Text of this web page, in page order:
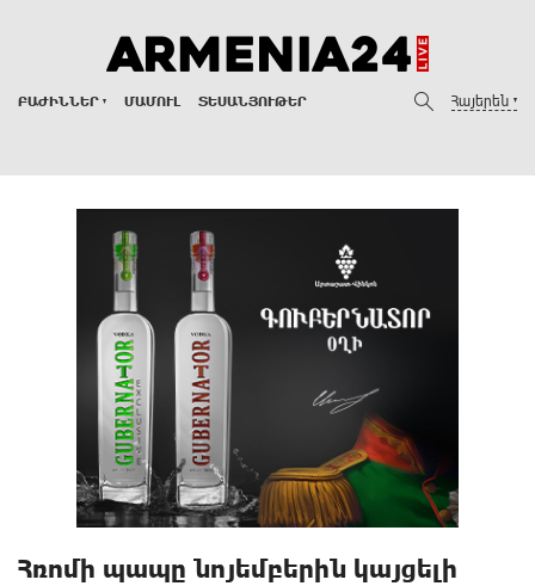
ԲԱԺԻՆՆԵՐ ՄԱՄՈՒԼ ՏԵՍԱՆՅՈՒԹԵՐ Հայերեն
Հռոմի պապը նոյեմբերին կայցելի